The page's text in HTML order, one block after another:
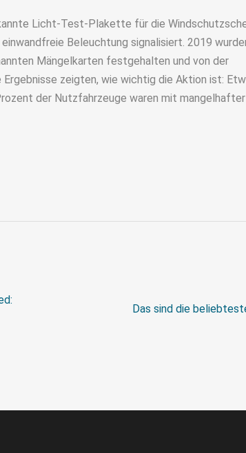
Licht-Test-Plakette für die
Beleuchtung signalisiert. 2019
Mängelkarten festgehalten und von der
zeigten, wie wichtig die Aktion ist:
der Nutzfahrzeuge waren mit mangelhafter
Das sind die